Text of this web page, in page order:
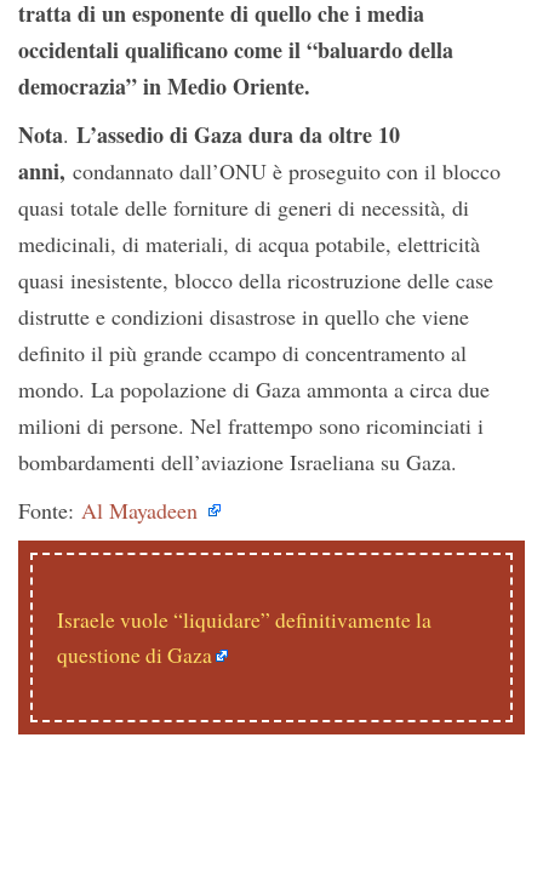
tratta di un esponente di quello che i media
occidentali qualificano come il “baluardo della
democrazia” in Medio Oriente.
Nota. L’assedio di Gaza dura da oltre 10
anni, condannato dall’ONU è proseguito con il blocco
quasi totale delle forniture di generi di necessità, di
medicinali, di materiali, di acqua potabile, elettricità
quasi inesistente, blocco della ricostruzione delle case
distrutte e condizioni disastrose in quello che viene
definito il più grande ccampo di concentramento al
mondo. La popolazione di Gaza ammonta a circa due
milioni di persone. Nel frattempo sono ricominciati i
bombardamenti dell’aviazione Israeliana su Gaza.
Fonte: Al Mayadeen
Israele vuole “liquidare” definitivamente la
questione di Gaza